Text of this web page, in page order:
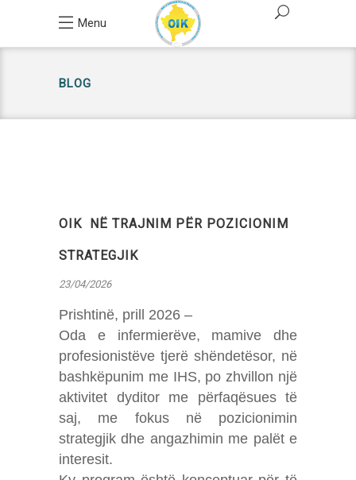
Menu
BLOG
OIK NË TRAJNIM PËR POZICIONIM
STRATEGJIK
23/04/2026
Prishtinë, prill 2026 –
Oda e infermierëve, mamive dhe
profesionistëve tjerë shëndetësor, në
bashkëpunim me IHS, po zhvillon një
aktivitet dyditor me përfaqësues të
saj, me fokus në pozicionimin
strategjik dhe angazhimin me palët e
interesit.